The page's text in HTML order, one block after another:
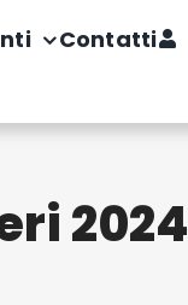
Contatti
2024